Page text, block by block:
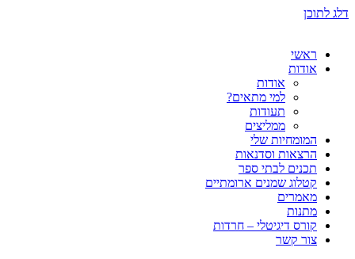
דלג לתוכן
ראשי
אודות
אודות
למי מתאים?
תעודות
ממליצים
המומחיות שלי
הרצאות וסדנאות
תכנים לבתי ספר
קטלוג שמנים ארומתיים
מאמרים
מתנות
קורס דיגיטלי – חרדות
צור קשר